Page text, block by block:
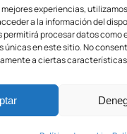
experiencias,
a la información del
procesar datos como
en este sitio. No
a ciertas